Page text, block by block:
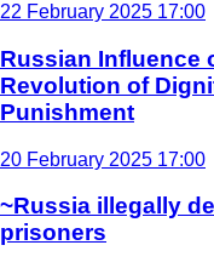
22 February 2025 17:00
Russian Influence
Revolution of
Punishment
20 February 2025 17:00
~Russia illegally
prisoners